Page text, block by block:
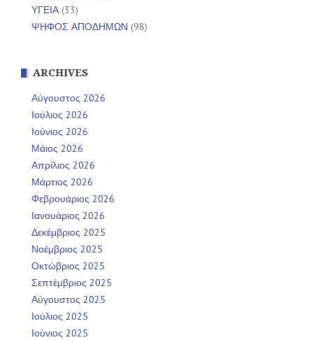
ΥΓΕΙΑ(33)
ΨΗΦΟΣ ΑΠΟΔΗΜΩΝ (98)
ARCHIVES
Αύγουστος 2026
Ιούλιος 2026
Ιούνιος 2026
Μάιος 2026
Απρίλιος 2026
Μάρτιος 2026
Φεβρουάριος 2026
Ιανουάριος 2026
Δεκέμβριος 2025
Νοέμβριος 2025
Οκτώβριος 2025
Σεπτέμβριος 2025
Αύγουστος 2025
Ιούλιος 2025
Ιούνιος 2025